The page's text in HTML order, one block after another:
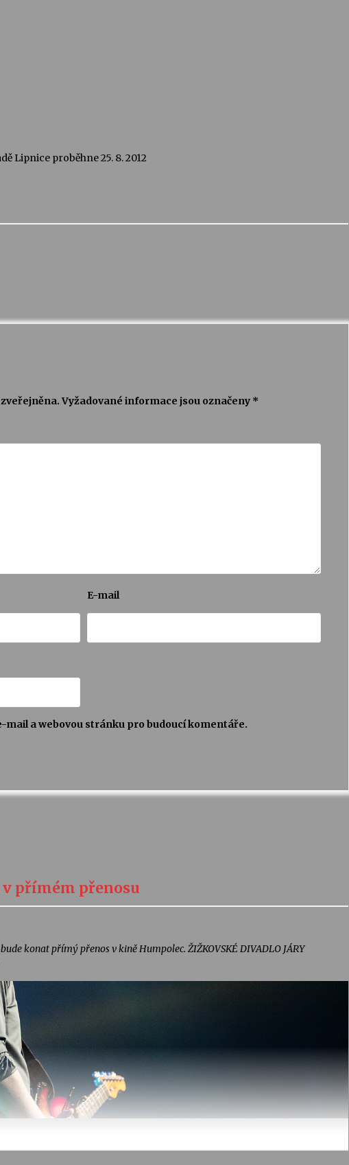
Vyžadované informace jsou označeny *
E-mail
mail a webovou stránku pro budoucí komentáře.
přímém přenosu
konat přímý přenos v kině Humpolec. ŽIŽKOVSKÉ DIVADLO JÁRY